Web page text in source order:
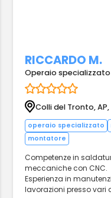
RICCARDO M.
Operaio specializzato
Colli del Tronto,
operaio specializzato
montatore
Competenze in
meccaniche con CNC.
Esperienza in
lavorazioni presso vari